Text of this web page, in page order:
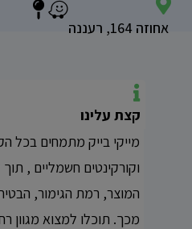
אחוזה 164, רעננה
קצת עלינו
מייקי בייק מתמחים בכל
וקורקינטים חשמליים ,
המוצר, רמת הגימור,
מכך. תוכלו למצוא מגוון